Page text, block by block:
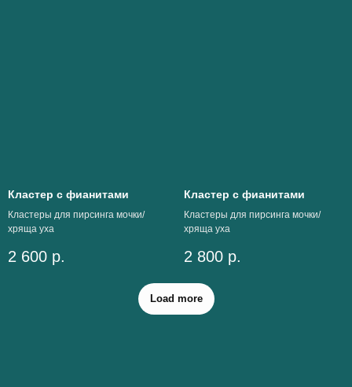
Кластер с фианитами
Кластеры для пирсинга мочки/
хряща уха
2 600 р.
Кластер с фианитами
Кластеры для пирсинга мочки/
хряща уха
2 800 р.
Load more